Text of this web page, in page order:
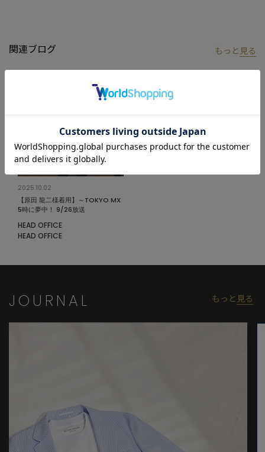
洗濯機で洗えるイージーケアに加え、シワになりにくいので、普
段使いはもちろん、旅行などにもおすすめの1本です。
ラードコレクション。
ビジネスからカジュアルまで幅広いシーンで活用できるアイテム
を展開。
高機能素材を採用したセットアップやジャケットを中心に、心地
す。
同色同素材アウター
す。
モデル:身長:185cm バスト:90cm ウエスト:77cm ヒップ:92cm 着
※照明・光の加減、PCやスマートフォンなどの環境により、製品
と画像のカラーの見え方が異なる場合がございます。
関連ブログ もっと 見る
2025.10.02
【原田 龍二様着用】～TOKYO MX
5時に夢中！ 9/26放送
HEAD OFFICE
HEAD OFFICE
JOURNAL もっと 見る